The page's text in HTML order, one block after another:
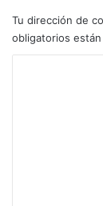
Tu dirección de
obligatorios